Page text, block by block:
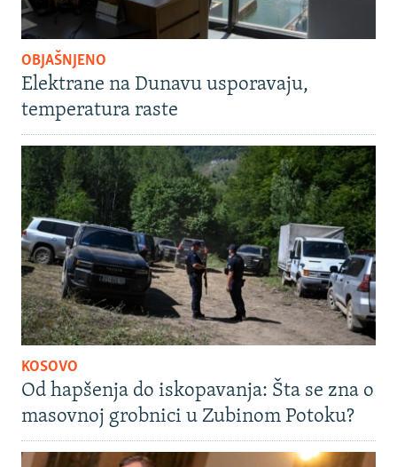
OBJAŠNJENO
Elektrane na Dunavu usporavaju,
temperatura raste
KOSOVO
Od hapšenja do iskopavanja: Šta se zna o
masovnoj grobnici u Zubinom Potoku?